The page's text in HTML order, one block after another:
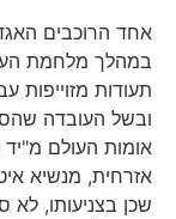
אחד הרוכבים
תעודות מזוייפות
ובשל העובדה
אומות העולם מ"יד
אזרחית, מנשיא
שכן בצניעותו, לא